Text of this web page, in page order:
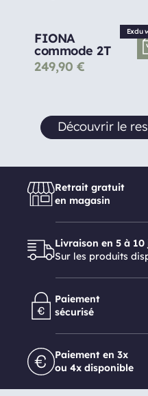
Exclu
FIONA
commode 2T
249,90 €
Découvrir le
Retrait gratuit
en magasin
Livraison en 5 à
Sur les produits
Paiement
sécurisé
Paiement en 3x
ou 4x disponible